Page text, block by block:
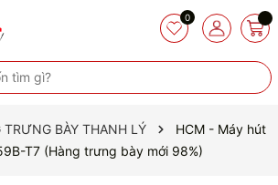
0
TRƯNG BÀY THANH LÝ
HCM - Máy hút
T7 (Hàng trưng bày mới 98%)